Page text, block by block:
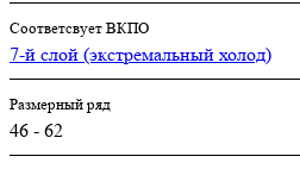
Соответсвует ВКПО
7-й слой (экстремальный холод)
Размерный ряд
46 - 62